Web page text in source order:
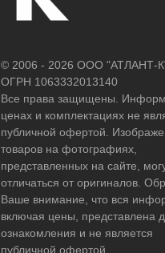
© 2006 - 2026 ООО "АТЛАНТ-
ОГРН 1063332013140
Все права защищены.
ценах и комплектациях не
публичной офертой.
товаров на фотографиях,
представленных на сайте,
отличаться от оригиналов.
Ваше внимание, что вся
включая цены, представлена
ознакомления и не является
публичной офертой